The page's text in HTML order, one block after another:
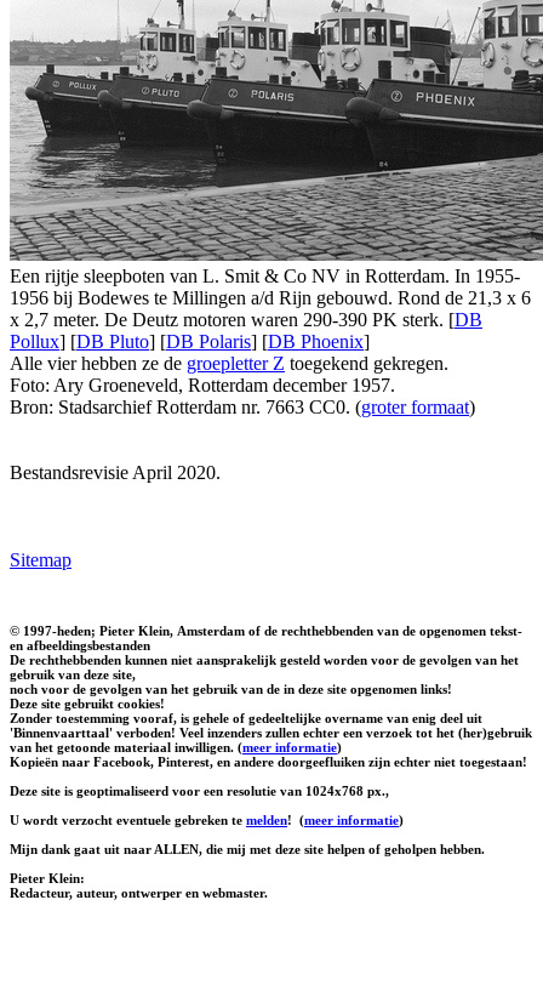
Een rijtje sleepboten van L. Smit & Co NV in Rotterdam. In 1955-
1956 bij Bodewes te Millingen a/d Rijn gebouwd. Rond de 21,3 x 6
x 2,7 meter. De Deutz motoren waren 290-390 PK sterk. [DB
Pollux] [DB Pluto] [DB Polaris] [DB Phoenix]
Alle vier hebben ze de groepletter Z toegekend gekregen.
Foto: Ary Groeneveld, Rotterdam december 1957.
Bron: Stadsarchief Rotterdam nr. 7663 CC0. (groter formaat)
Bestandsrevisie April 2020.
Sitemap
© 1997-heden; Pieter Klein, Amsterdam of de rechthebbenden van de opgenomen tekst-
en afbeeldingsbestanden
De rechthebbenden kunnen niet aansprakelijk gesteld worden voor de gevolgen van het
gebruik van deze site,
noch voor de gevolgen van het gebruik van de in deze site opgenomen links!
Deze site gebruikt cookies!
Zonder toestemming vooraf, is gehele of gedeeltelijke overname van enig deel uit
'Binnenvaarttaal' verboden! Veel inzenders zullen echter een verzoek tot het (her)gebruik
van het getoonde materiaal inwilligen. (meer informatie)
Kopieën naar Facebook, Pinterest, en andere doorgeefluiken zijn echter niet toegestaan!
Deze site is geoptimaliseerd voor een resolutie van 1024x768 px.,
U wordt verzocht eventuele gebreken te melden! (meer informatie)
Mijn dank gaat uit naar ALLEN, die mij met deze site helpen of geholpen hebben.
Pieter Klein:
Redacteur, auteur, ontwerper en webmaster.